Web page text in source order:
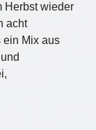
Herbst wieder
acht
ein Mix aus